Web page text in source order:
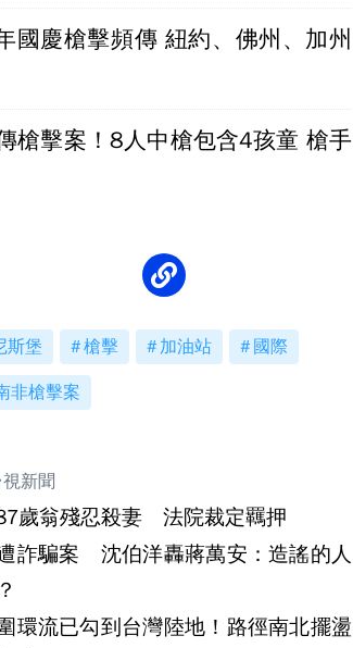
國慶槍擊頻傳 紐約、佛州、加州
槍擊案！8人中槍包含4孩童 槍手
斯堡 槍擊 加油站 國際
非槍擊案
新聞
歲翁殘忍殺妻 法院裁定羈押
詐騙案 沈伯洋轟蔣萬安：造謠的人
環流已勾到台灣陸地！路徑南北擺盪